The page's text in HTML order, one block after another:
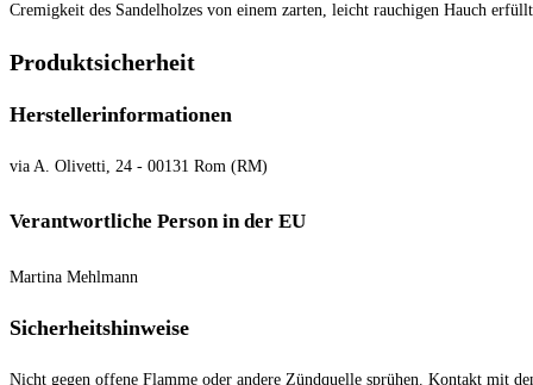
Cremigkeit des Sandelholzes von einem zarten, leicht rauchigen Hauch
Produktsicherheit
Herstellerinformationen
via A. Olivetti, 24 - 00131 Rom (RM)
Verantwortliche Person in der EU
Martina Mehlmann
Sicherheitshinweise
Nicht gegen offene Flamme oder andere Zündquelle sprühen. Kontakt mit